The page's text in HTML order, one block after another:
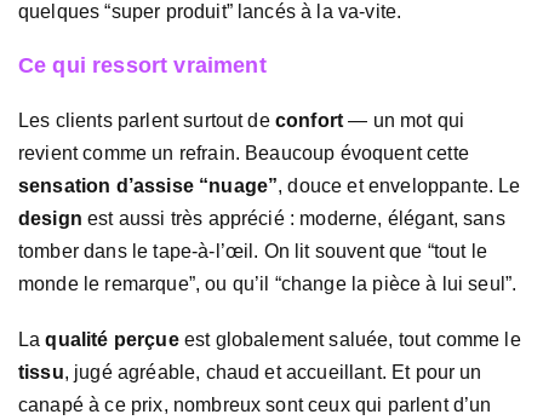
quelques “super produit” lancés à la va-vite.
Ce qui ressort vraiment
Les clients parlent surtout de confort — un mot qui
revient comme un refrain. Beaucoup évoquent cette
sensation d’assise “nuage”, douce et enveloppante. Le
design est aussi très apprécié : moderne, élégant, sans
tomber dans le tape-à-l’œil. On lit souvent que “tout le
monde le remarque”, ou qu’il “change la pièce à lui seul”.
Laqualité perçueest globalement saluée, tout comme le
tissu, jugé agréable, chaud et accueillant. Et pour un
canapé à ce prix, nombreux sont ceux qui parlent d’un